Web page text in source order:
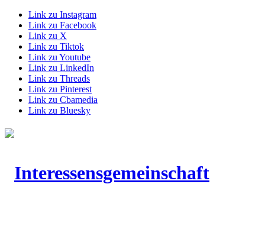
Link zu Instagram
Link zu Facebook
Link zu X
Link zu Tiktok
Link zu Youtube
Link zu LinkedIn
Link zu Threads
Link zu Pinterest
Link zu Cbamedia
Link zu Bluesky